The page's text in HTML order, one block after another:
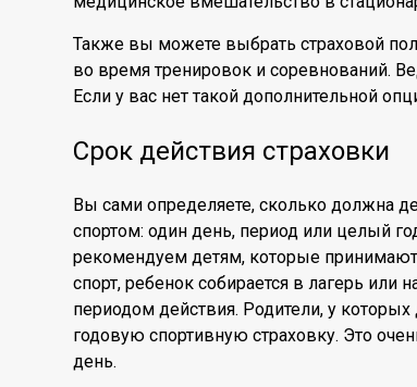
Также вы можете выбрать страховой
во время тренировок и соревнований.
Если у вас нет такой дополнительной
Срок действия страховки
Вы сами определяете, сколько должна
спортом: один день, период или целый
рекомендуем детям, которые принимают
спорт, ребенок собирается в лагерь или
периодом действия. Родители, у
годовую спортивную страховку. Это
день.